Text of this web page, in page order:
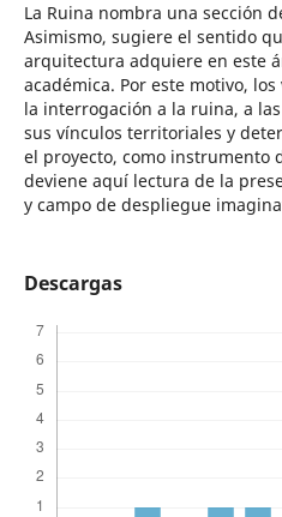
La Ruina nombra una sección
Asimismo, sugiere el sentido
arquitectura adquiere en este
académica. Por este motivo,
la interrogación a la ruina, a
sus vínculos territoriales y
el proyecto, como instrumento
deviene aquí lectura de la
y campo de despliegue
Descargas